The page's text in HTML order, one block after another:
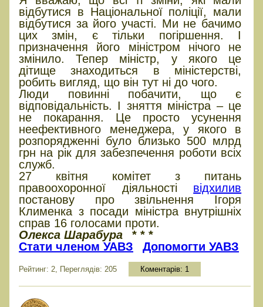
відбутися в Національної поліції, мали
відбутися за його участі. Ми не бачимо
цих змін, є тільки погіршення. І
призначення його міністром нічого не
змінило. Тепер міністр, у якого це
дітище знаходиться в міністерстві,
робить вигляд, що він тут ні до чого.
Люди повинні побачити, що є
відповідальність. І зняття міністра – це
не покарання. Це просто усунення
неефективного менеджера, у якого в
розпорядженні було близько 500 млрд
грн на рік для забезпечення роботи всіх
служб.
27 квітня комітет з питань
правоохоронної діяльності відхилив
постанову про звільнення Ігоря
Клименка з посади міністра внутрішніх
справ 16 голосами проти.
Олекса Шарабура
* * *
Стати членом УАВЗ
Допомогти УАВЗ
Рейтинг: 2, Переглядів: 205 Коментарів: 1